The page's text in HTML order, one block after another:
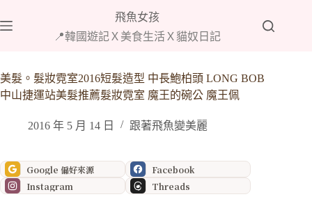
至
內
容
飛魚女孩
📍韓國遊記Ｘ美食生活Ｘ貓奴日記
美髮。髮妝霓室2016短髮造型 中長鮑柏頭 LONG BOB
中山捷運站美髮推薦髮妝霓室 魔王的碗公 魔王佩
2016 年 5 月 14 日 跟著飛魚變美麗
Google 偏好來源
Facebook
Instagram
Threads